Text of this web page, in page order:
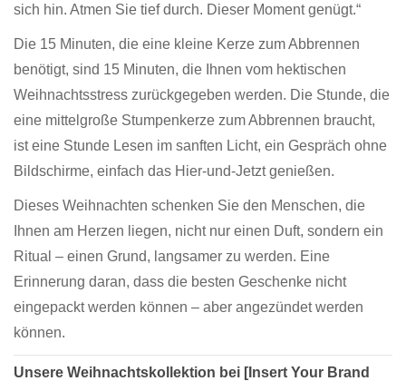
sich hin. Atmen Sie tief durch. Dieser Moment genügt.“
Die 15 Minuten, die eine kleine Kerze zum Abbrennen
benötigt, sind 15 Minuten, die Ihnen vom hektischen
Weihnachtsstress zurückgegeben werden. Die Stunde, die
eine mittelgroße Stumpenkerze zum Abbrennen braucht,
ist eine Stunde Lesen im sanften Licht, ein Gespräch ohne
Bildschirme, einfach das Hier-und-Jetzt genießen.
Dieses Weihnachten schenken Sie den Menschen, die
Ihnen am Herzen liegen, nicht nur einen Duft, sondern ein
Ritual – einen Grund, langsamer zu werden. Eine
Erinnerung daran, dass die besten Geschenke nicht
eingepackt werden können – aber angezündet werden
können.
Unsere Weihnachtskollektion bei [Insert Your Brand